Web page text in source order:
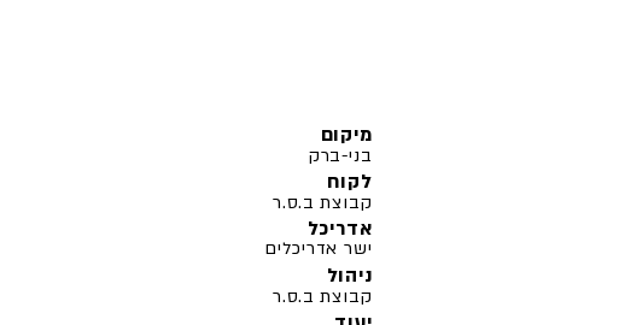
בני-ברק
קבוצת ב.ס.ר
לקוח
ישר אדריכלים
אדריכל
קבוצת ב.ס.ר
ניהול
מיקום